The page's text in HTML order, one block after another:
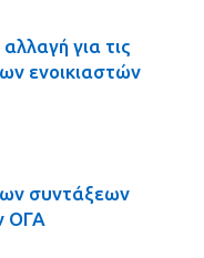
για τις
ενοικιαστών
συντάξεων
ΟΓΑ